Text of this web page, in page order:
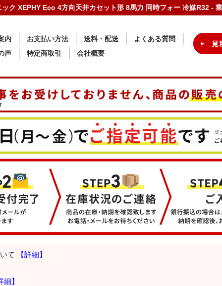
ク XEPHY Eco 4方向天井カセット形 8馬力 同時フォー 冷媒R32 -
内 お支払い方法 送料・配送
よくある質問
声
特定商取引 会社概要
て 【詳細】
細】